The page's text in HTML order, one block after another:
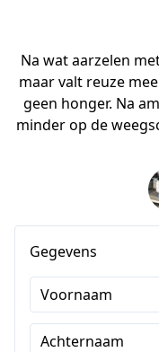
Na wat aarzelen
maar valt reuze
geen honger. Na
minder op de
Gegevens
Voornaam
Achternaam